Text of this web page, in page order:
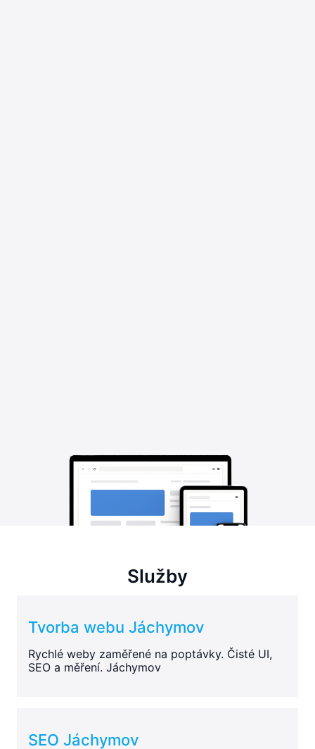
Služby
Tvorba webu Jáchymov
Rychlé weby zaměřené na poptávky. Čisté UI,
SEO a měření. Jáchymov
SEO Jáchymov